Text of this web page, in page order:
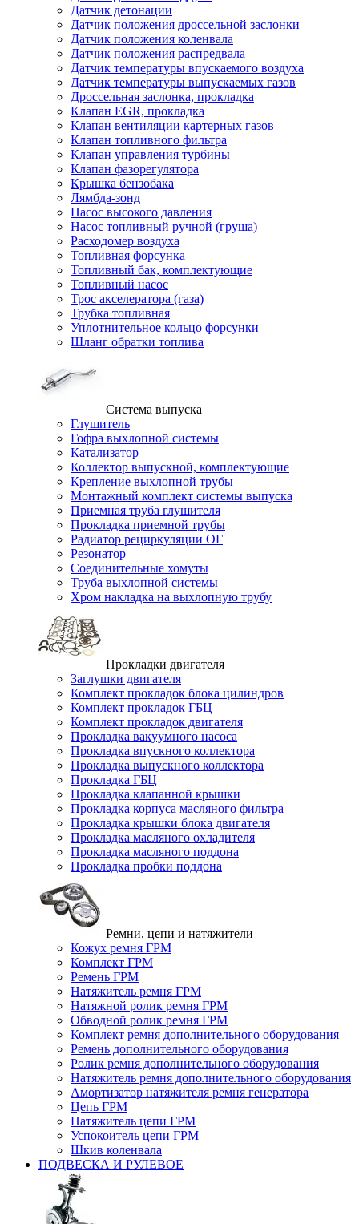
Датчик детонации
Датчик положения дроссельной заслонки
Датчик положения коленвала
Датчик положения распредвала
Датчик температуры впускаемого воздуха
Датчик температуры выпускаемых газов
Дроссельная заслонка, прокладка
Клапан EGR, прокладка
Клапан вентиляции картерных газов
Клапан топливного фильтра
Клапан управления турбины
Клапан фазорегулятора
Крышка бензобака
Лямбда-зонд
Насос высокого давления
Насос топливный ручной (груша)
Расходомер воздуха
Топливная форсунка
Топливный бак, комплектующие
Топливный насос
Трос акселератора (газа)
Трубка топливная
Уплотнительное кольцо форсунки
Шланг обратки топлива
Система выпуска
Глушитель
Гофра выхлопной системы
Катализатор
Коллектор выпускной, комплектующие
Крепление выхлопной трубы
Монтажный комплект системы выпуска
Приемная труба глушителя
Прокладка приемной трубы
Радиатор рециркуляции ОГ
Резонатор
Соединительные хомуты
Труба выхлопной системы
Хром накладка на выхлопную трубу
Прокладки двигателя
Заглушки двигателя
Комплект прокладок блока цилиндров
Комплект прокладок ГБЦ
Комплект прокладок двигателя
Прокладка вакуумного насоса
Прокладка впускного коллектора
Прокладка выпускного коллектора
Прокладка ГБЦ
Прокладка клапанной крышки
Прокладка корпуса масляного фильтра
Прокладка крышки блока двигателя
Прокладка масляного охладителя
Прокладка масляного поддона
Прокладка пробки поддона
Ремни, цепи и натяжители
Кожух ремня ГРМ
Комплект ГРМ
Ремень ГРМ
Натяжитель ремня ГРМ
Натяжной ролик ремня ГРМ
Обводной ролик ремня ГРМ
Комплект ремня дополнительного оборудования
Ремень дополнительного оборудования
Ролик ремня дополнительного оборудования
Натяжитель ремня дополнительного оборудования
Амортизатор натяжителя ремня генератора
Цепь ГРМ
Натяжитель цепи ГРМ
Успокоитель цепи ГРМ
Шкив коленвала
ПОДВЕСКА И РУЛЕВОЕ